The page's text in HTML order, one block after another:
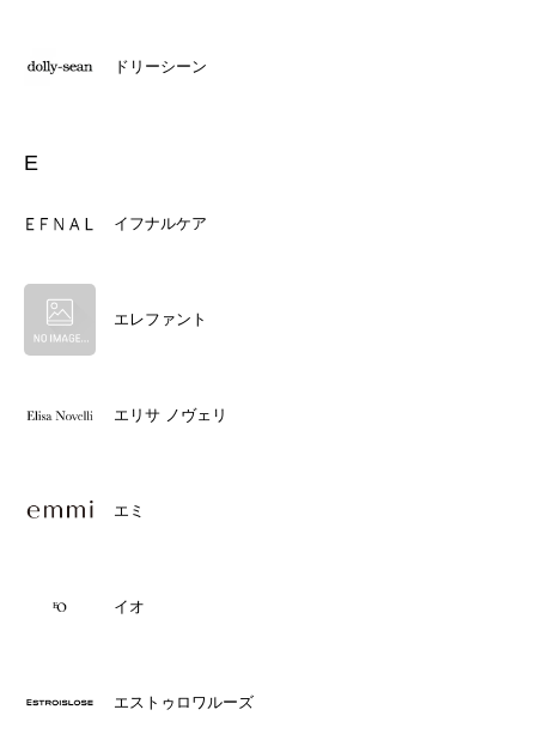
ドリーシーン
E
イフナルケア
エレファント
エリサ ノヴェリ
エミ
イオ
エストゥロワルーズ